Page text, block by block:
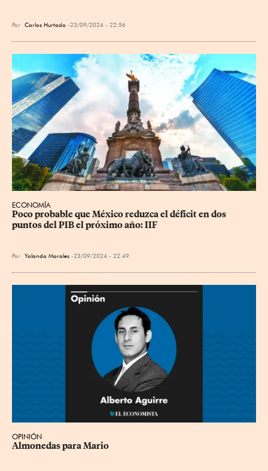
Por Carlos Hurtado 23/09/2024 - 22:56
ECONOMÍA
Poco probable que México reduzca el déficit en dos
puntos del PIB el próximo año: IIF
Por Yolanda Morales 23/09/2024 - 22:49
OPINIÓN
Almonedas para Mario